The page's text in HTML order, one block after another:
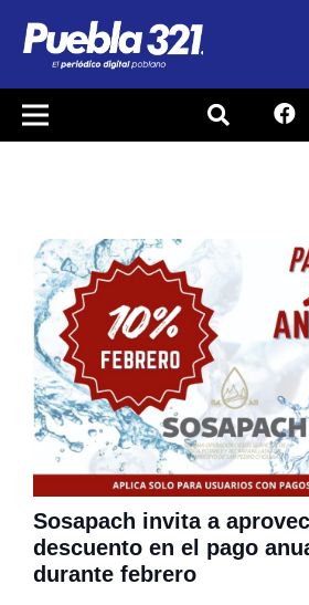
Sosapach invita a
descuento en el pago
durante febrero